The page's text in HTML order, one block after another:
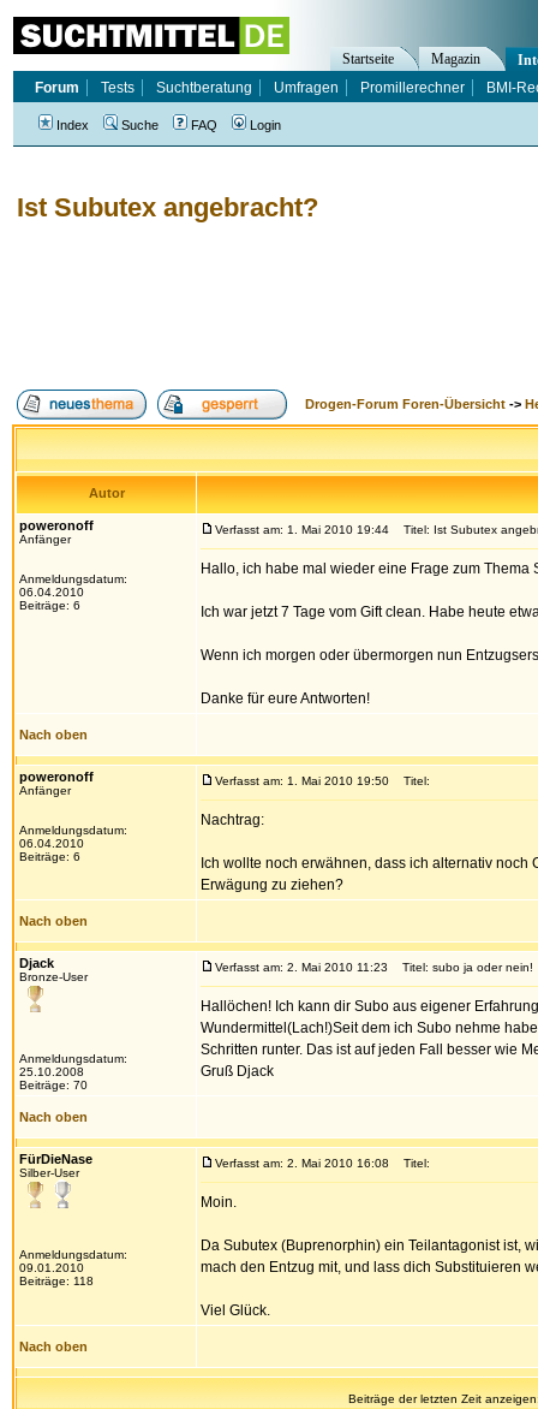
Ist Subutex angebracht?
Drogen-Forum Foren-Übersicht ->
Autor
poweronoff
Anfänger
Anmeldungsdatum:
06.04.2010
Beiträge: 6
Verfasst am: 1. Mai 2010 19:44 Titel: Ist Subutex
Hallo, ich habe mal wieder eine Frage zum Thema
Ich war jetzt 7 Tage vom Gift clean. Habe heute
Wenn ich morgen oder übermorgen nun
Danke für eure Antworten!
Nach oben
poweronoff
Anfänger
Anmeldungsdatum:
06.04.2010
Beiträge: 6
Verfasst am: 1. Mai 2010 19:50 Titel:
Nachtrag:
Ich wollte noch erwähnen, dass ich alternativ
Erwägung zu ziehen?
Nach oben
Djack
Bronze-User
Anmeldungsdatum:
25.10.2008
Beiträge: 70
Verfasst am: 2. Mai 2010 11:23 Titel: subo ja oder nein!
Hallöchen! Ich kann dir Subo aus eigener
Wundermittel(Lach!)Seit dem ich Subo nehme
Schritten runter. Das ist auf jeden Fall besser wie
Gruß Djack
Nach oben
FürDieNase
Silber-User
Anmeldungsdatum:
09.01.2010
Beiträge: 118
Verfasst am: 2. Mai 2010 16:08 Titel:
Moin.
Da Subutex (Buprenorphin) ein Teilantagonist ist,
mach den Entzug mit, und lass dich Substituieren
Viel Glück.
Nach oben
Beiträge der letzten Zeit
Startseite Magazin
Forum
Tests Suchtberatung Umfragen Promillerechner BMI-
Index Suche FAQ Login